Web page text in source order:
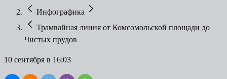
Инфографика
Трамвайная линия от Комсомольской площади до
Чистых прудов
10 сентября в 16:03